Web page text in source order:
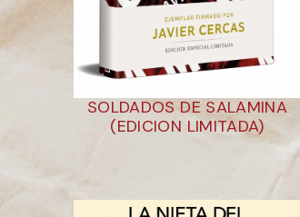
SOLDADOS DE SALAMINA
(EDICION LIMITADA)